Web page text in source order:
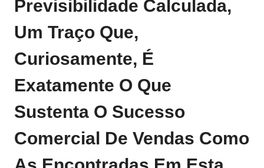
Previsibilidade Calculada,
Um Traço Que,
Curiosamente, É
Exatamente O Que
Sustenta O Sucesso
Comercial De Vendas Como